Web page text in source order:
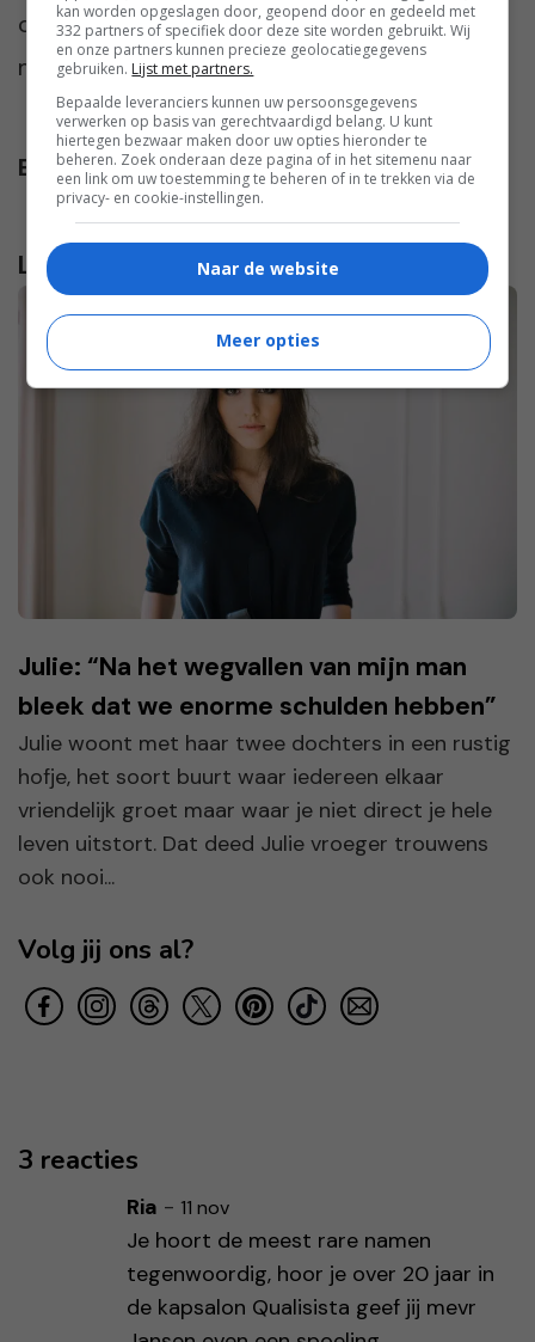
creatief en origineel. Maar wél lekker
makkelijk.”
Bovenste afbeelding:Unsplash+
Lees verder...
Julie: “Na het wegvallen van mijn man
bleek dat we enorme schulden hebben”
Julie woont met haar twee dochters in een rustig
hofje, het soort buurt waar iedereen elkaar
vriendelijk groet maar waar je niet direct je hele
leven uitstort. Dat deed Julie vroeger trouwens
ook nooi...
Volg jij ons al?
3 reacties
Ria - 11 nov
Je hoort de meest rare namen
tegenwoordig, hoor je over 20 jaar in
de kapsalon Qualisista geef jij mevr
kan worden opgeslagen door, geopend door en gedeeld met
332 partners of specifiek door deze site worden gebruikt. Wij
en onze partners kunnen precieze geolocatiegegevens
gebruiken. Lijst met partners.
Bepaalde leveranciers kunnen uw persoonsgegevens
verwerken op basis van gerechtvaardigd belang. U kunt
hiertegen bezwaar maken door uw opties hieronder te
beheren. Zoek onderaan deze pagina of in het sitemenu naar
een link om uw toestemming te beheren of in te trekken via de
privacy- en cookie-instellingen.
Naar de website
Meer opties